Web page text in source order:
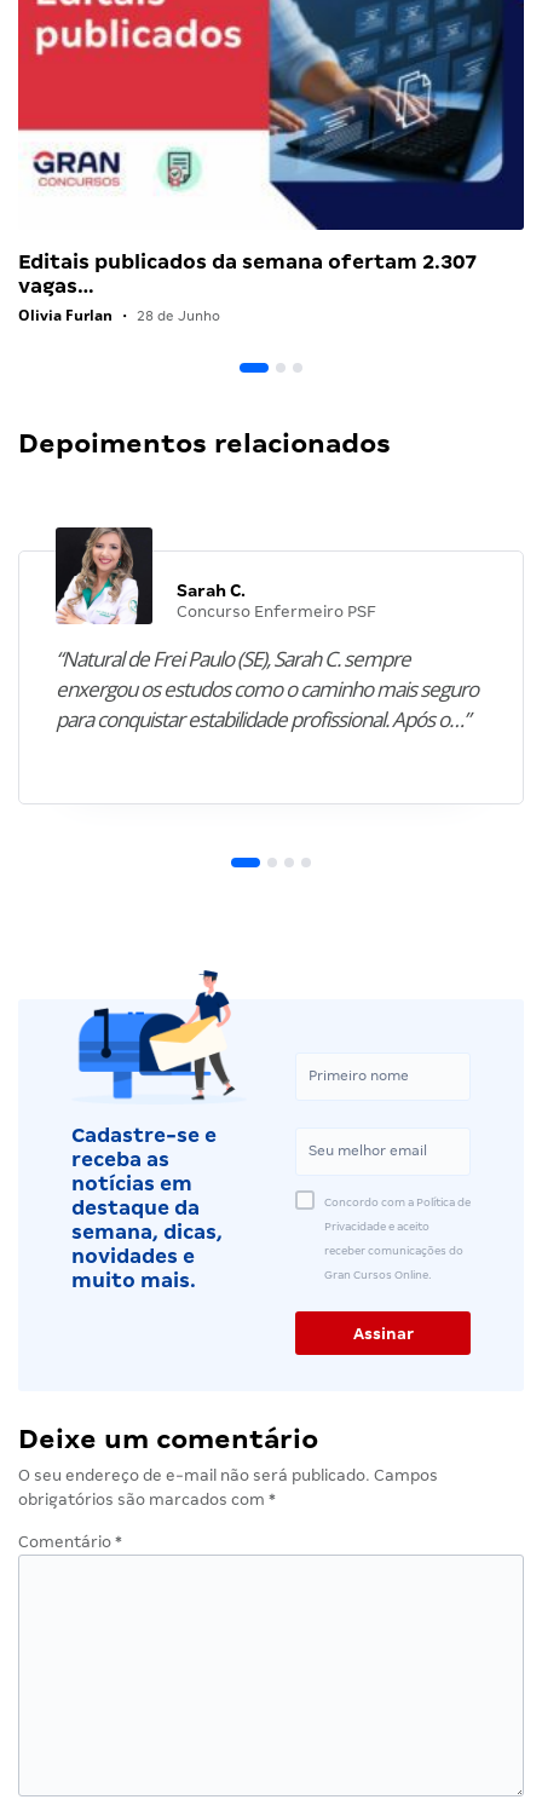
Editais publicados da semana ofertam 2.307
vagas…
Olivia Furlan • 28 de Junho
Depoimentos relacionados
Sarah C.
Concurso Enfermeiro PSF
“Natural de Frei Paulo (SE), Sarah C. sempre
enxergou os estudos como o caminho mais seguro
para conquistar estabilidade profissional. Após o…”
Cadastre-se e
receba as
notícias em
destaque da
semana, dicas,
novidades e
muito mais.
Concordo com a Política de
Privacidade e aceito
receber comunicações do
Gran Cursos Online.
Deixe um comentário
O seu endereço de e-mail não será publicado. Campos
obrigatórios são marcados com *
Comentário *